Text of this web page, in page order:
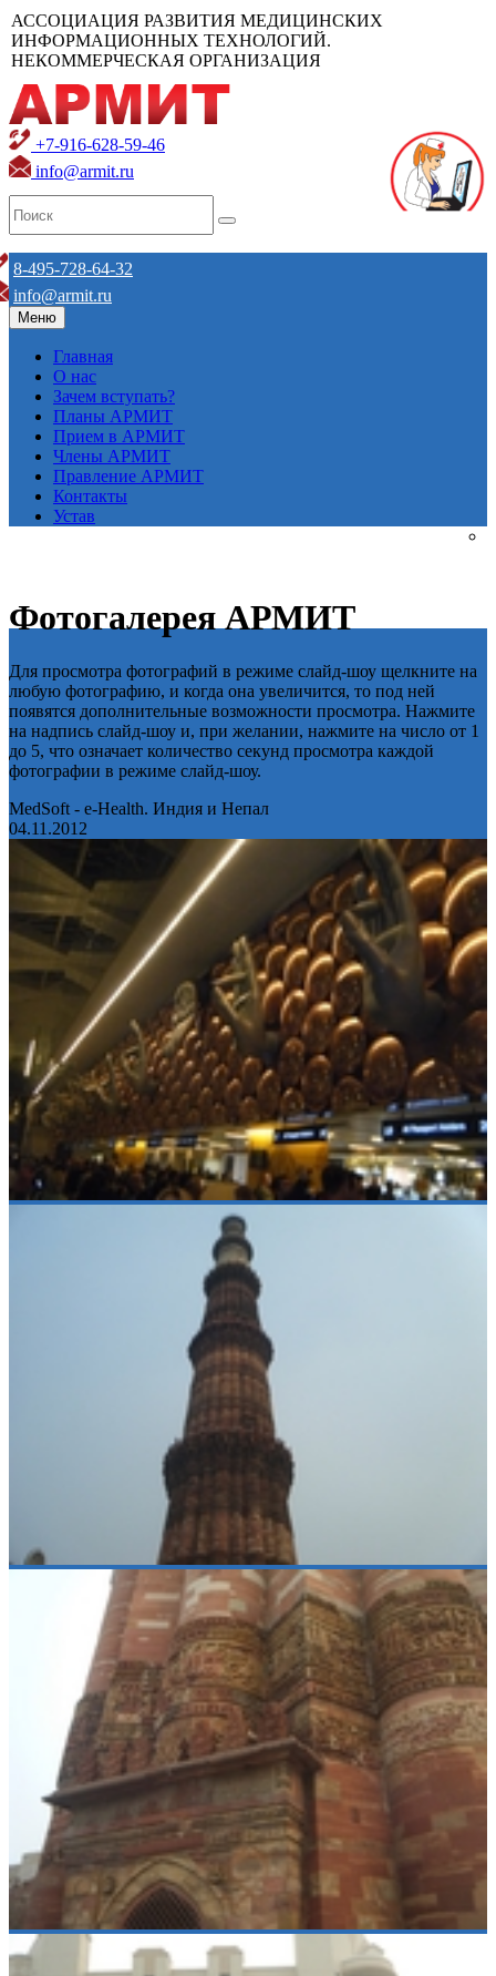
АССОЦИАЦИЯ РАЗВИТИЯ МЕДИЦИНСКИХ
ИНФОРМАЦИОННЫХ ТЕХНОЛОГИЙ.
НЕКОММЕРЧЕСКАЯ ОРГАНИЗАЦИЯ
+7-916-628-59-46
info@armit.ru
8-495-728-64-32
info@armit.ru
Меню
Главная
О нас
Зачем вступать?
Планы АРМИТ
Прием в АРМИТ
Члены АРМИТ
Правление АРМИТ
Контакты
Устав
Фотогалерея АРМИТ
Для просмотра фотографий в режиме слайд-шоу щелкните на
любую фотографию, и когда она увеличится, то под ней
появятся дополнительные возможности просмотра. Нажмите
на надпись слайд-шоу и, при желании, нажмите на число от 1
до 5, что означает количество секунд просмотра каждой
фотографии в режиме слайд-шоу.
MedSoft - e-Health. Индия и Непал
04.11.2012